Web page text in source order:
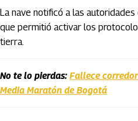
La nave notificó a las
que permitió activar los
tierra.
No te lo pierdas: Fallece
Media Maratón de Bogotá